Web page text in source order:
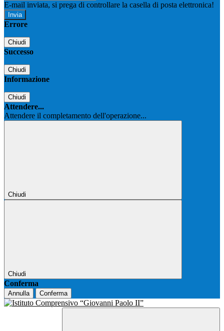
E-mail inviata, si prega di controllare la casella di posta elettronica!
Errore
Chiudi
Successo
Chiudi
Informazione
Chiudi
Attendere...
Attendere il completamento dell'operazione...
Chiudi
Chiudi
Conferma
Annulla Conferma